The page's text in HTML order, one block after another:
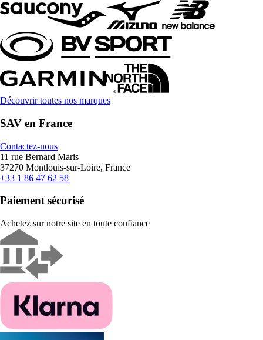
Découvrir toutes nos marques
SAV en France
Contactez-nous
11 rue Bernard Maris
37270 Montlouis-sur-Loire, France
+33 1 86 47 62 58
Paiement sécurisé
Achetez sur notre site en toute confiance